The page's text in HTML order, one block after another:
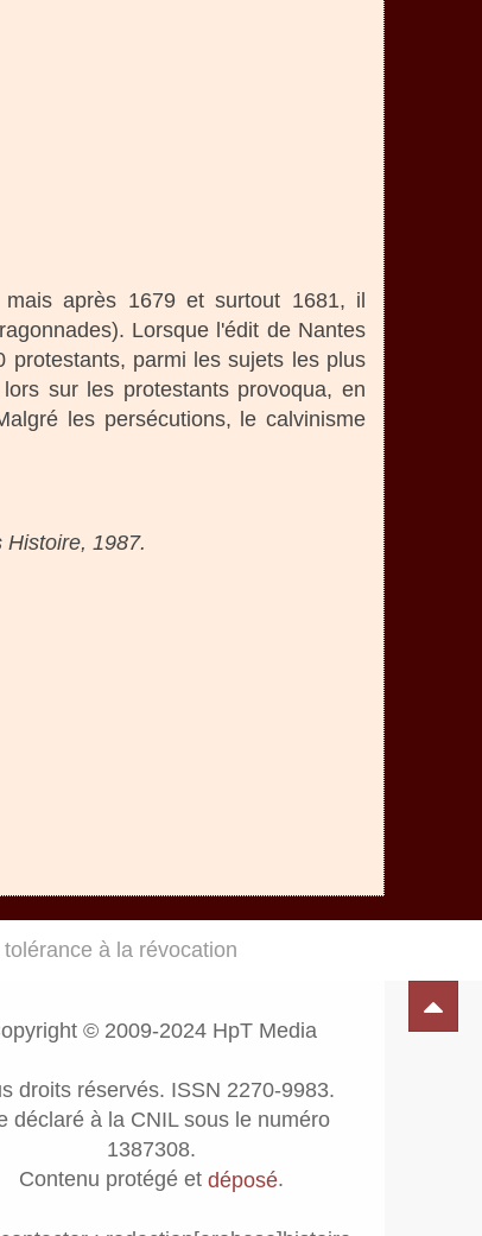
après 1679 et surtout 1681, il
Lorsque l'édit de Nantes
parmi les sujets les plus
sur les protestants provoqua, en
les persécutions, le calvinisme
Histoire, 1987.
à la révocation
© 2009-2024 HpT Media
droits réservés. ISSN 2270-9983.
déclaré à la CNIL sous le numéro
1387308.
Contenu protégé et déposé.